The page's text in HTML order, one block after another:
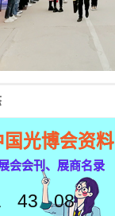
光博会资料
会会刊、展商名录
43 07